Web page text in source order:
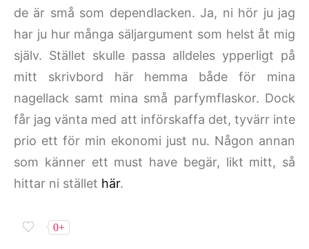
de är små som dependlacken. Ja, ni hör ju jag
har ju hur många säljargument som helst åt mig
själv. Stället skulle passa alldeles ypperligt på
mitt skrivbord här hemma både för mina
nagellack samt mina små parfymflaskor. Dock
får jag vänta med att införskaffa det, tyvärr inte
prio ett för min ekonomi just nu. Någon annan
som känner ett must have begär, likt mitt, så
hittar ni stället här.
0+